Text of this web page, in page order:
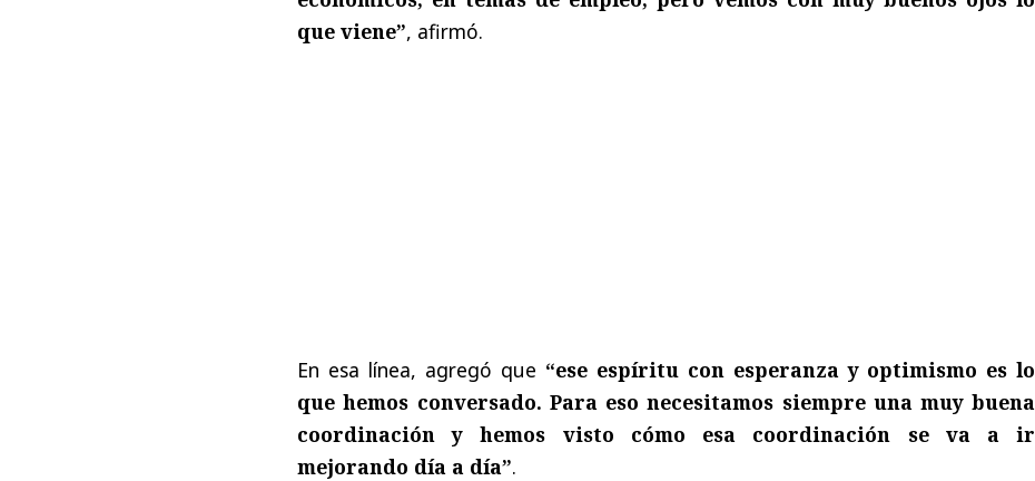
que viene”, afirmó.
En esa línea, agregó que “ese espíritu con esperanza y optimismo es lo
que hemos conversado. Para eso necesitamos siempre una muy buena
coordinación y hemos visto cómo esa coordinación se va a ir
mejorando día a día”.